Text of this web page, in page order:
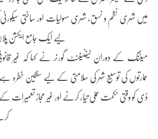
میں شہری نظم و نسق، شہری سہولیات اور ساختی
لیے ایک جامع ایکشن
میٹنگ کے دوران لیفٹیننٹ گورنر نے کہا کہ غیر
عمارتوں کی توسیع شہر کی سلامتی کے لیے سنگین
ڈی کو وقتی حکمت عملی تیار کرنے اور غیر مجاز